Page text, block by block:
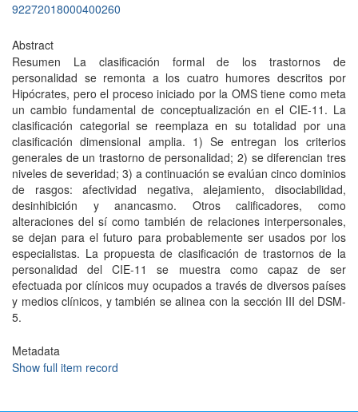
92272018000400260
Abstract
Resumen La clasificación formal de los trastornos de
personalidad se remonta a los cuatro humores descritos por
Hipócrates, pero el proceso iniciado por la OMS tiene como meta
un cambio fundamental de conceptualización en el CIE-11. La
clasificación categorial se reemplaza en su totalidad por una
clasificación dimensional amplia. 1) Se entregan los criterios
generales de un trastorno de personalidad; 2) se diferencian tres
niveles de severidad; 3) a continuación se evalúan cinco dominios
de rasgos: afectividad negativa, alejamiento, disociabilidad,
desinhibición y anancasmo. Otros calificadores, como
alteraciones del sí como también de relaciones interpersonales,
se dejan para el futuro para probablemente ser usados por los
especialistas. La propuesta de clasificación de trastornos de la
personalidad del CIE-11 se muestra como capaz de ser
efectuada por clínicos muy ocupados a través de diversos países
y medios clínicos, y también se alinea con la sección III del DSM-
5.
Metadata
Show full item record